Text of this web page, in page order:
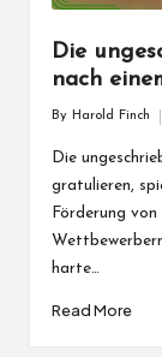
Die
nach
by
By Harold Finch
Die
gratulieren,
Förderung
harte…
Read More